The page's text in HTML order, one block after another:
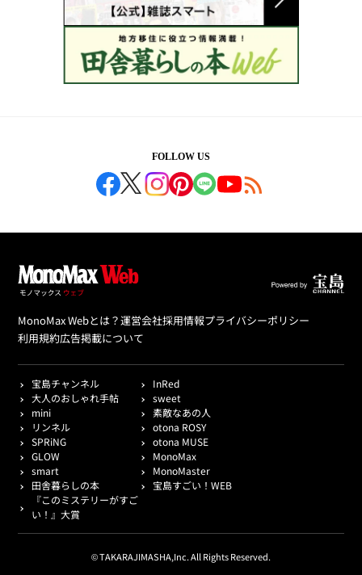
FOLLOW US
MonoMax Webとは？運営会社採用情報プライバシーポリシー
利用規約広告掲載について
宝島チャンネル
InRed
大人のおしゃれ手帖
sweet
mini
素敵なあの人
リンネル
otona ROSY
SPRiNG
otona MUSE
GLOW
MonoMax
smart
MonoMaster
田舎暮らしの本
宝島すごい！WEB
『このミステリーがすご
い！』大賞
© TAKARAJIMASHA,Inc. All Rights Reserved.